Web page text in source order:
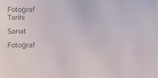
Fotoğraf
Tarihi
Sanat
Fotoğraf